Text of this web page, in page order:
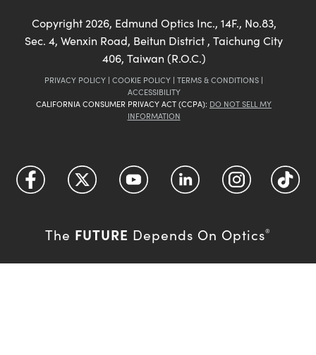
Copyright 2026, Edmund Optics Inc., 14F., No.83,
Sec. 4, Wenxin Road, Beitun District , Taichung City
406, Taiwan (R.O.C.)
PRIVACY POLICY | COOKIE POLICY | TERMS & CONDITIONS |
ACCESSIBILITY
CALIFORNIA CONSUMER PRIVACY ACT (CCPA): DO NOT SELL MY
INFORMATION
The FUTURE Depends On Optics®